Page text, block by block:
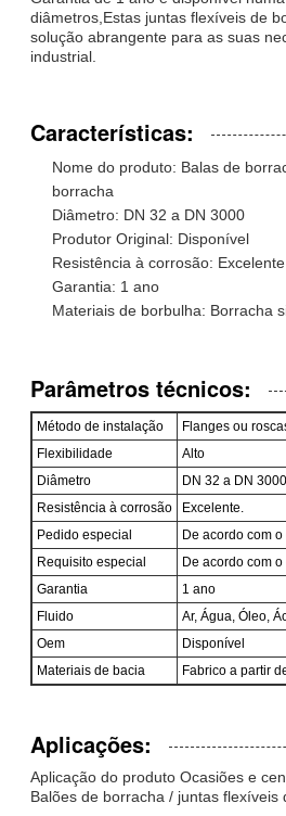
diâmetros,Estas juntas flexíveis de
solução abrangente para as suas
industrial.
Características:
Nome do produto: Balas de
borracha
Diâmetro: DN 32 a DN 3000
Produtor Original: Disponível
Resistência à corrosão: Excelente
Garantia: 1 ano
Materiais de borbulha: Borracha
Parâmetros técnicos:
Método de instalação
Flanges ou
Flexibilidade
Alto
Diâmetro
DN 32 a DN 3000
Resistência à corrosão
Excelente.
Pedido especial
De acordo com
Requisito especial
De acordo com
Garantia
1 ano
Fluido
Ar, Água, Óleo,
Oem
Disponível
Materiais de bacia
Fabrico a partir
Aplicações:
Aplicação do produto Ocasiões e
Balões de borracha / juntas flexíveis